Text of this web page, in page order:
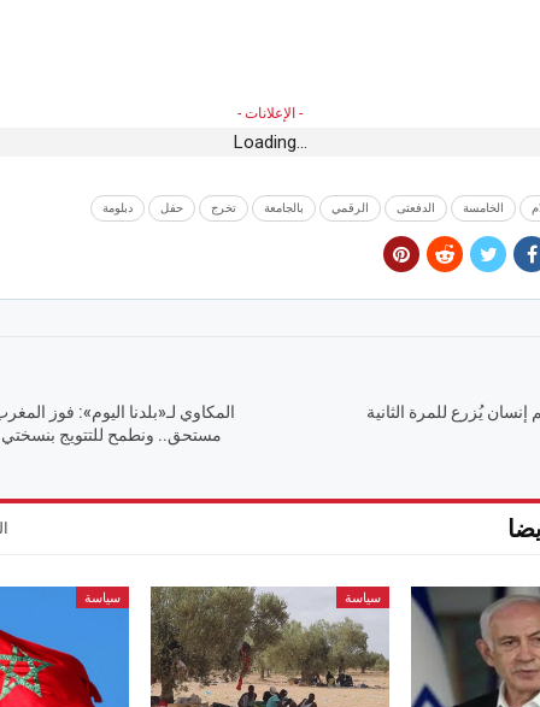
- الإعلانات -
Loading...
الخامسة الدفعتى الرقمي بالجامعة تخرج حفل دبلومة
يُزرع للمرة الثانية المكاوي لـ«بلدنا اليوم»: فوز
سياسة سياسة